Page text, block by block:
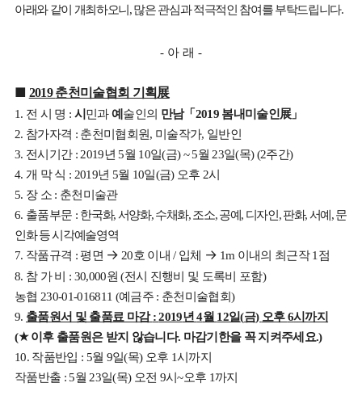
아래와 같이 개최하오니,많은 관심과 적극적인 참여를 부탁드립니다.
- 아 래 -
■ 2019춘천미술협회 기획展
1. 전 시 명 : 시민과예술인의 만남「2019 봄내미술인展」
2. 참가자격 : 춘천미협회원, 미술작가, 일반인
3. 전시기간 : 2019년5월 10일(금) ~ 5월23일(목) (2주간)
4. 개 막 식 : 2019년 5월 10일(금) 오후2시
5. 장 소 : 춘천미술관
6. 출품부문 : 한국화,서양화,수채화,조소,공예, 디자인,판화,서예,문
인화 등 시각예술영역
7. 작품규격 : 평면 →20호 이내/ 입체 → 1m 이내의 최근작1 점
8. 참 가 비 : 30,000원(전시 진행비 및 도록비 포함)
농협 230-01-016811 (예금주 : 춘천미술협회)
9. 출품원서 및 출품료 마감:2019년4월 12일(금) 오후6시까지
(★이후 출품원은 받지 않습니다. 마감기한을 꼭 지켜주세요.)
10. 작품반입 : 5월 9일(목) 오후 1시까지
작품반출 : 5월23일(목) 오전 9시~오후 1까지